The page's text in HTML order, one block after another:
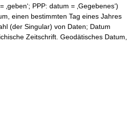
PPP: datum = ‚Gegebenes‘)
einen bestimmten Tag eines Jahres
(der Singular) von Daten; Datum
Zeitschrift. Geodätisches Datum,